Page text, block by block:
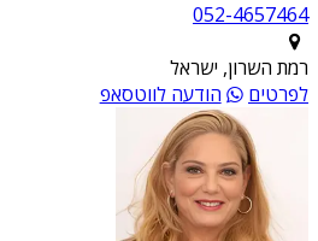
052-4657464
רמת השרון, ישראל
לפרטים
הודעה לווטסאפ